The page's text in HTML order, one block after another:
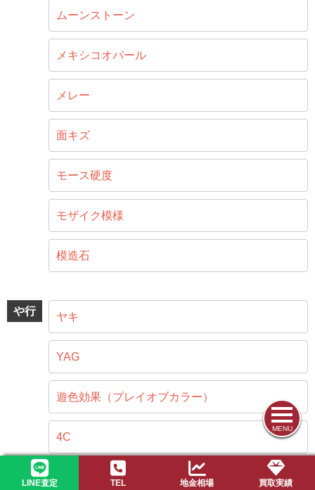
MENU
LINE査定 TEL 地金相場 買取実績
ムーンストーン
メキシコオパール
メレー
面キズ
モース硬度
モザイク模様
模造石
や行 ヤキ
YAG
遊色効果（プレイオブカラー）
4C